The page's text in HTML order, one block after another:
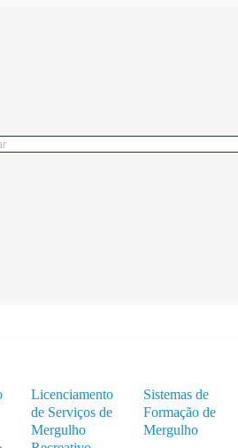
Licenciamento
de Serviços de
Mergulho
Sistemas de
Formação de
Mergulho